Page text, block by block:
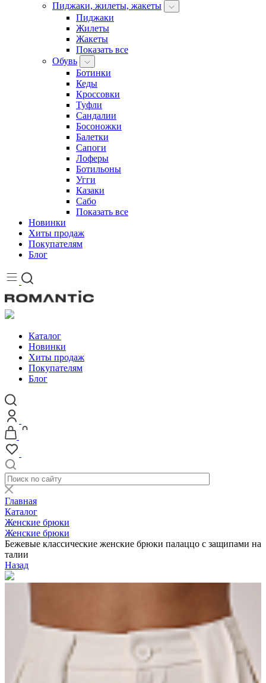
Пиджаки, жилеты, жакеты
Пиджаки
Жилеты
Жакеты
Показать все
Обувь
Ботинки
Кеды
Кроссовки
Туфли
Сандалии
Босоножки
Балетки
Сапоги
Лоферы
Ботильоны
Угги
Казаки
Сабо
Показать все
Новинки
Хиты продаж
Покупателям
Блог
Каталог
Новинки
Хиты продаж
Покупателям
Блог
Главная
Каталог
Женские брюки
Женские брюки
Бежевые классические женские брюки палаццо с защипами на
талии
Назад